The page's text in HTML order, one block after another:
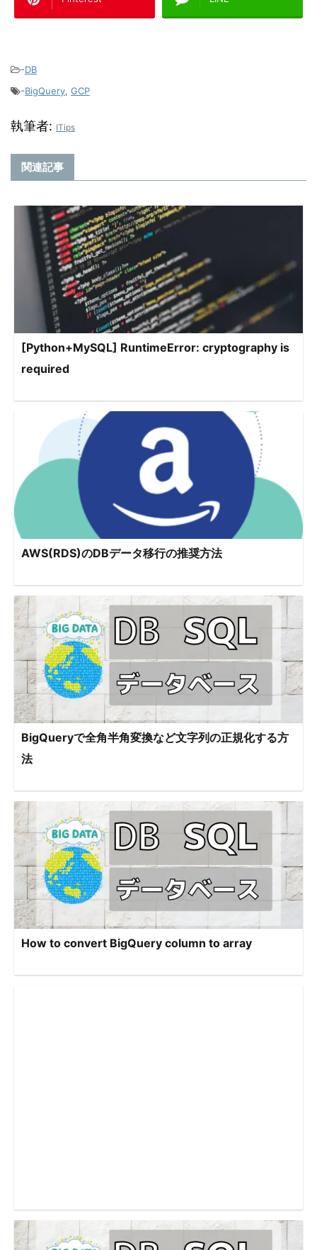
-DB
-BigQuery, GCP
執筆者: ITips
関連記事
[Python+MySQL] RuntimeError: cryptography is
required
AWS(RDS)のDBデータ移行の推奨方法
BigQueryで全角半角変換など文字列の正規化する方
法
How to convert BigQuery column to array